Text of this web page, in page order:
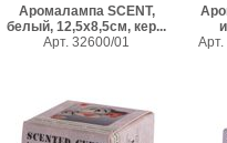
Аромалампа SCENT,
белый, 12,5х8,5см, кер...
Арт. 32600/01